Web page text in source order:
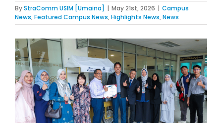
ByStraComm USIM [Umaina] | May 21st, 2026 | Campus
News,Featured Campus News,Highlights News,News
View
Larger
Image